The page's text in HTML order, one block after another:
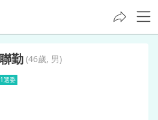
勤 (46歲, 男)
選委